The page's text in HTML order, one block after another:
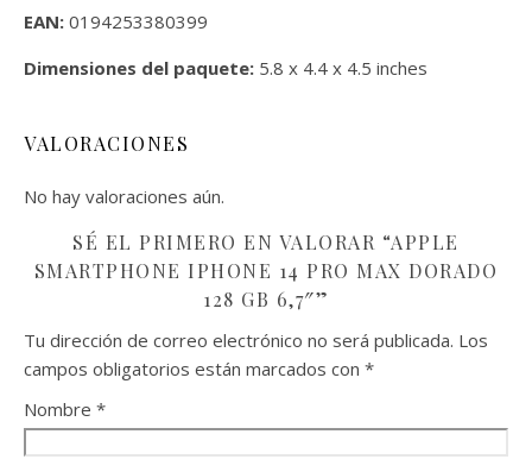
EAN: 0194253380399
Dimensiones del paquete: 5.8 x 4.4 x 4.5 inches
VALORACIONES
No hay valoraciones aún.
SÉ EL PRIMERO EN VALORAR “APPLE
SMARTPHONE IPHONE 14 PRO MAX DORADO
128 GB 6,7″”
Tu dirección de correo electrónico no será publicada. Los
campos obligatorios están marcados con *
Nombre *